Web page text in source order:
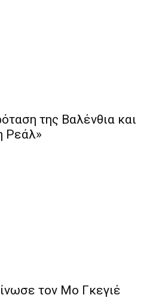
της Βαλένθια και
Ρεάλ»
τον Μο Γκεγιέ